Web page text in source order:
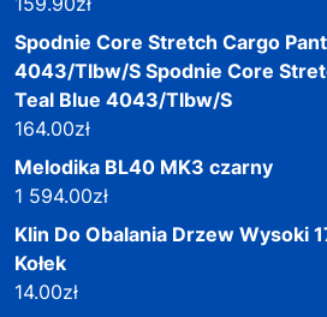
Spodnie Core Stretch Cargo
4043/Tlbw/S Spodnie Core
Teal Blue 4043/Tlbw/S
164.00zł
Melodika BL40 MK3 czarny
1 594.00zł
Klin Do Obalania Drzew Wysoki
Kołek
14.00zł